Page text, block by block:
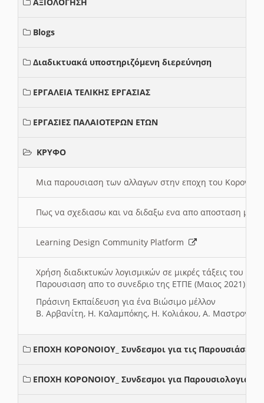
Blogs
Διαδικτυακά υποστηριζόμενη διερεύνηση
ΕΡΓΑΛΕΙΑ ΤΕΛΙΚΗΣ ΕΡΓΑΣΙΑΣ
ΕΡΓΑΣΙΕΣ ΠΑΛΑΙΟΤΕΡΩΝ ΕΤΩΝ
ΚΡΥΦΟ
Μια παρουσιαση των αλλαγων στην εποχη του
Πως να σχεδιασω και να διδαξω ενα απο αποσταση
Learning Design Community Platform
Χρήση διαδικτυκών λογισμικών σε μικρές τάξεις του
Παρουσιαση απο το συνεδριο της ΕΤΠΕ (Μαιος 2021)
Πράσινη Εκπαίδευση για ένα Βιώσιμο μέλλον
Β. Αρβανίτη, Η. Καλαμπόκης, Η. Κολιάκου, Α.
ΕΠΟΧΗ ΚΟΡΟΝΟΙΟΥ_ Συνδεσμοι για τις Παρουσιάσεις
ΕΠΟΧΗ ΚΟΡΟΝΟΙΟΥ_ Συνδεσμοι για Παρουσιολογια